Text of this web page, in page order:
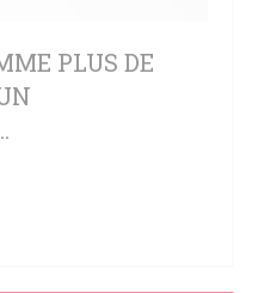
PLUS DE